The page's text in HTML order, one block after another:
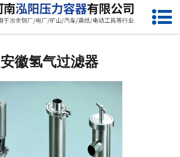
网站首页
安徽液化气储罐
安徽空气储罐
安徽氢气过滤器